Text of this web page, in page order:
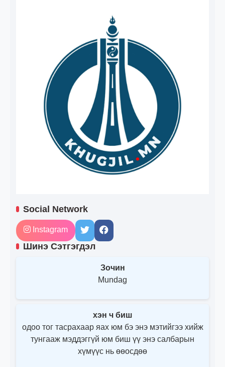
Social Network
Instagram
Шинэ Сэтгэгдэл
Зочин
Mundag
хэн ч биш
одоо тог тасрахаар яах юм бэ энэ мэтийгээ хийж
тунгааж мэддэггүй юм биш үү энэ салбарын
хүмүүс нь өөосдөө